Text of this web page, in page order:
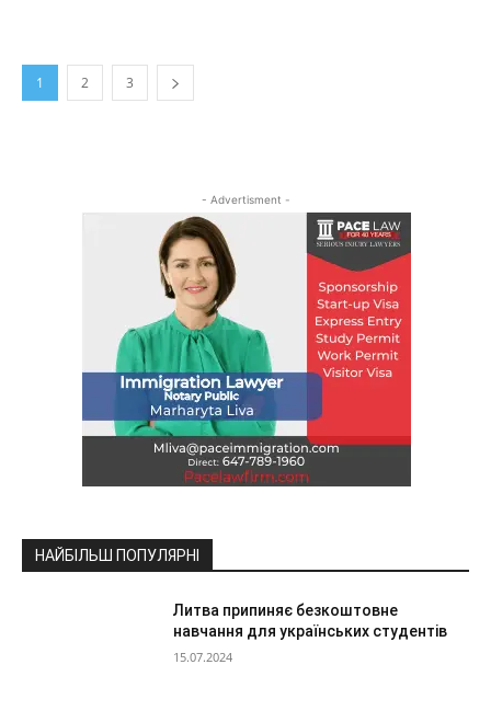
1 2 3
- Advertisment -
НАЙБІЛЬШ ПОПУЛЯРНІ
Литва припиняє безкоштовне
навчання для українських студентів
15.07.2024